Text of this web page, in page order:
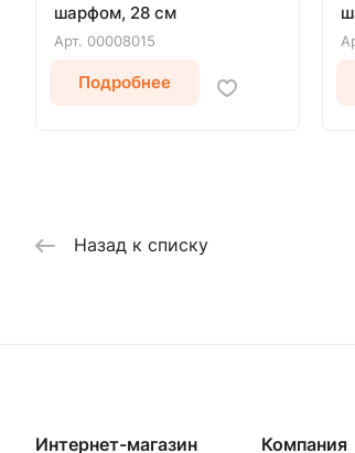
шарфом, 28 см
Арт. 00008015
Подробнее
Назад к списку
Интернет-магазин Компания